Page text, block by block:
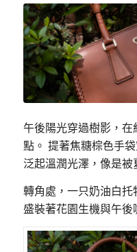
午後陽光穿過樹影，
點。 提著焦糖棕色手
泛起溫潤光澤，像是被
轉角處，一只奶油白托
盛裝著花園生機與午後